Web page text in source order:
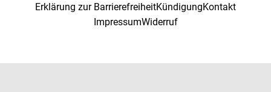
Erklärung zur BarrierefreiheitKündigungKontakt
ImpressumWiderruf